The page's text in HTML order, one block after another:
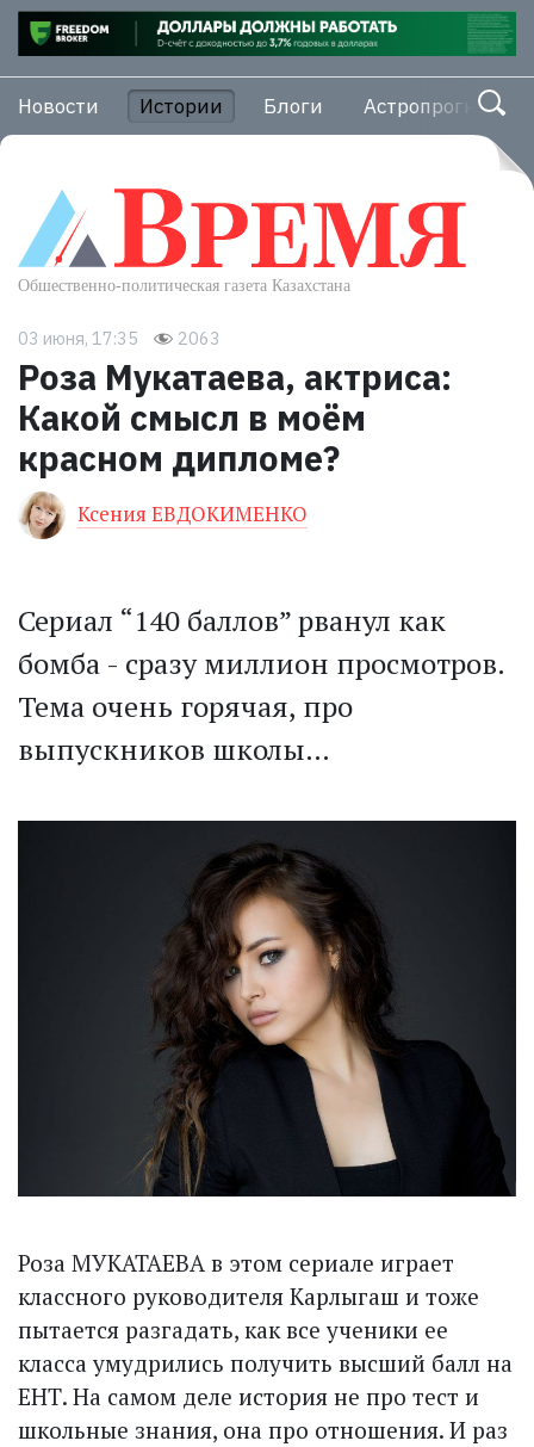
Новости Истории Блоги Астропрогноз
03 июня, 17:35 2063
Роза Мукатаева, актриса:
Какой смысл в моём
красном дипломе?
Ксения ЕВДОКИМЕНКО
Сериал “140 баллов” рванул как
бомба - сразу миллион просмотров.
Тема очень горячая, про
выпускников школы…
Роза МУКАТАЕВА в этом сериале играет
классного руководителя Карлыгаш и тоже
пытается разгадать, как все ученики ее
класса умудрились получить высший балл на
ЕНТ. На самом деле история не про тест и
школьные знания, она про отношения. И раз